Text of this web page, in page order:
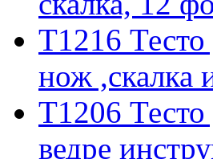
T1216 Тесто
нож ,скалка
T1206 Тесто
ведре